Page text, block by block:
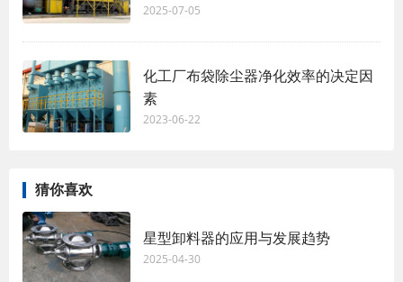
2025-07-05
化工厂布袋除尘器净化效率的决定因
素
2023-06-22
猜你喜欢
星型卸料器的应用与发展趋势
2025-04-30